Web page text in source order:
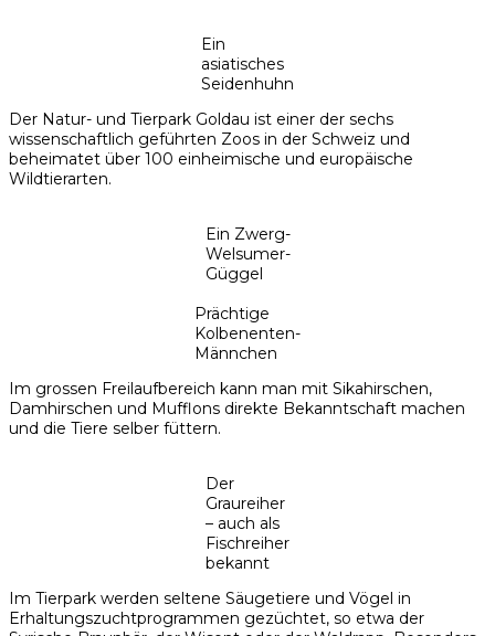
Ein
asiatisches
Seidenhuhn
Der Natur- und Tierpark Goldau ist einer der sechs
wissenschaftlich geführten Zoos in der Schweiz und
beheimatet über 100 einheimische und europäische
Wildtierarten.
Ein Zwerg-
Welsumer-
Güggel
Prächtige
Kolbenenten-
Männchen
Im grossen Freilaufbereich kann man mit Sikahirschen,
Damhirschen und Mufflons direkte Bekanntschaft machen
und die Tiere selber füttern.
Der
Graureiher
– auch als
Fischreiher
bekannt
Im Tierpark werden seltene Säugetiere und Vögel in
Erhaltungszuchtprogrammen gezüchtet, so etwa der